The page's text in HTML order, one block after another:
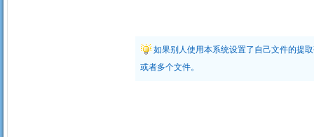
如果别人使用本系统设置了自己文件的提
或者多个文件。